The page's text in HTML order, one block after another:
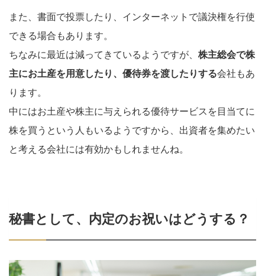
また、書面で投票したり、インターネットで議決権を行使
できる場合もあります。
ちなみに最近は減ってきているようですが、 株主総会で株
主にお土産を用意したり、優待券を渡したりする会社もあ
ります。
中にはお土産や株主に与えられる優待サービスを目当てに
株を買うという人もいるようですから、出資者を集めたい
と考える会社には有効かもしれませんね。
秘書として、内定のお祝いはどうする？